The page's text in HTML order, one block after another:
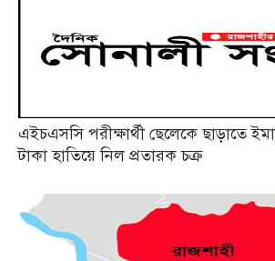
এইচএসসি পরীক্ষার্থী ছেলেকে ছাড়াতে
টাকা হাতিয়ে নিল প্রতারক চক্র